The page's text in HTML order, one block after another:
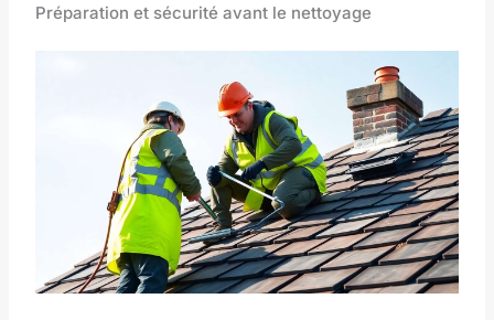
Préparation et sécurité avant le nettoyage